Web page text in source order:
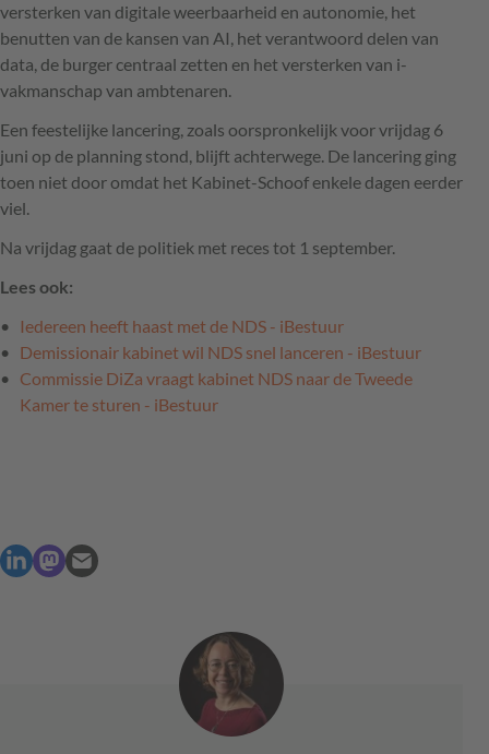
versterken van digitale weerbaarheid en autonomie, het
benutten van de kansen van AI, het verantwoord delen van
data, de burger centraal zetten en het versterken van i-
vakmanschap van ambtenaren.
Een feestelijke lancering, zoals oorspronkelijk voor vrijdag 6
juni op de planning stond, blijft achterwege. De lancering ging
toen niet door omdat het Kabinet-Schoof enkele dagen eerder
viel.
Na vrijdag gaat de politiek met reces tot 1 september.
Lees ook:
Iedereen heeft haast met de NDS - iBestuur
Demissionair kabinet wil NDS snel lanceren - iBestuur
Commissie DiZa vraagt kabinet NDS naar de Tweede
Kamer te sturen - iBestuur